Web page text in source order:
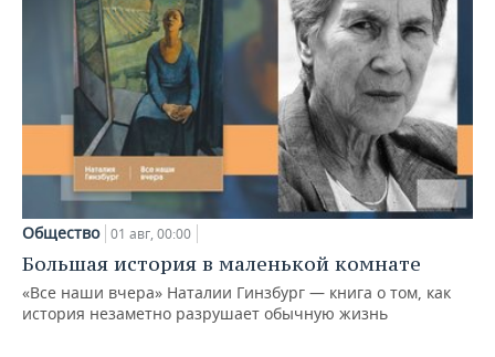
Общество 01 авг, 00:00
Большая история в маленькой комнате
«Все наши вчера» Наталии Гинзбург — книга о том, как
история незаметно разрушает обычную жизнь